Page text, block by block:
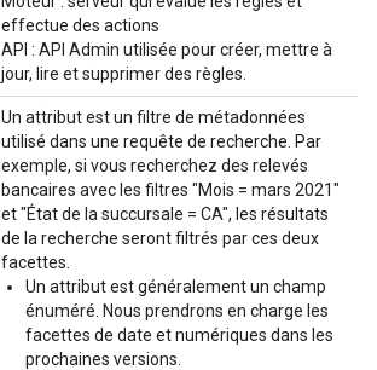
effectue des actions
API : API Admin utilisée pour créer, mettre à
jour, lire et supprimer des règles.
Un attribut est un filtre de métadonnées
utilisé dans une requête de recherche. Par
exemple, si vous recherchez des relevés
bancaires avec les filtres "Mois = mars 2021"
et "État de la succursale = CA", les résultats
de la recherche seront filtrés par ces deux
facettes.
Un attribut est généralement un champ
énuméré. Nous prendrons en charge les
facettes de date et numériques dans les
prochaines versions.